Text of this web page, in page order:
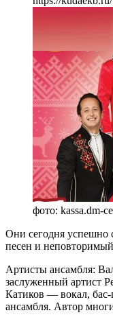
фото: kassa.dm-
Они сегодня успешно
песен и
Артисты ансамбля:
заслуженный артист
Катиков — вокал,
ансамбля. Автор